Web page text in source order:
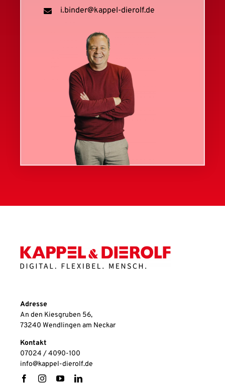
i.binder@kappel-dierolf.de
Adresse
An den Kiesgruben 56,
73240 Wendlingen am Neckar
Kontakt
07024 / 4090-100
info@kappel-dierolf.de